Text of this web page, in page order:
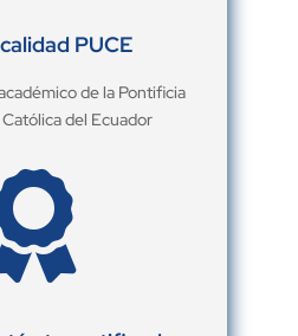
PUCE
de la Pontificia
del Ecuador